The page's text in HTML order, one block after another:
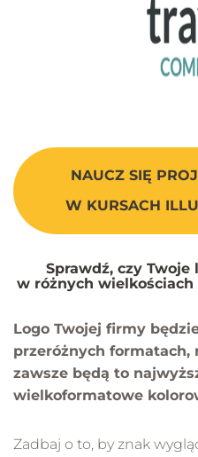
NAUCZ SIĘ
W KURSACH
Sprawdź, czy
w różnych wielkościach
Logo Twojej firmy
przeróżnych formatach,
zawsze będą to
wielkoformatowe
Zadbaj o to, by znak